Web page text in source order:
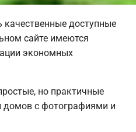
качественные доступные
сайте имеются
экономных
но практичные
домов с фотографиями и